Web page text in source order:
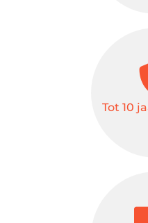
Tot 10